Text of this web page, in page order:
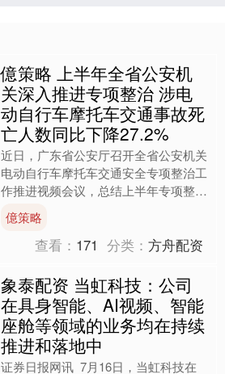
億策略 上半年全省公安机
关深入推进专项整治 涉电
动自行车摩托车交通事故死
亡人数同比下降27.2%
近日，广东省公安厅召开全省公安机关
电动自行车摩托车交通安全专项整治工
作推进视频会议，总结上半年专项整治
行动开展情况，分析当前形势，研究部
署下阶段整治工作。 据介....
億策略
查看： 171 分类：方舟配资
象泰配资 当虹科技：公司
在具身智能、AI视频、智能
座舱等领域的业务均在持续
推进和落地中
证券日报网讯 7月16日，当虹科技在